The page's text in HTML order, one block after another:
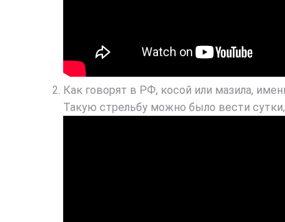
Как говорят в РФ, косой или мазила,
Такую стрельбу можно было вести